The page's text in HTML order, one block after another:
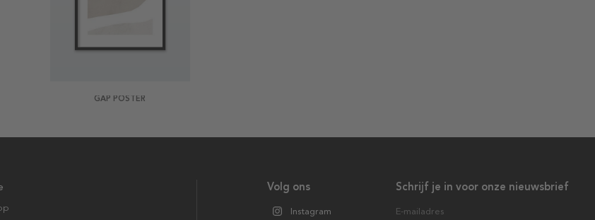
GAP POSTER
Schrijf je in voor onze nieuwsbrief
E-mailadres
Volg ons
Instagram